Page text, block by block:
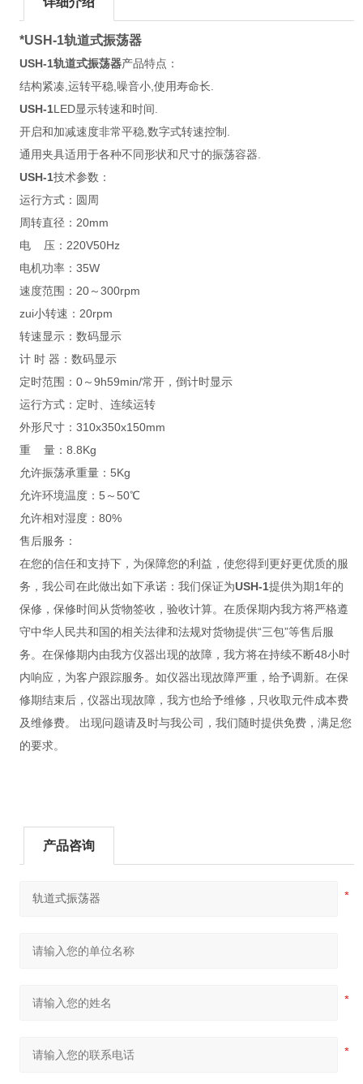
*USH-1轨道式振荡器
USH-1轨道式振荡器产品特点：
结构紧凑,运转平稳,噪音小,使用寿命长.
USH-1LED显示转速和时间.
开启和加减速度非常平稳,数字式转速控制.
通用夹具适用于各种不同形状和尺寸的振荡容器.
USH-1技术参数：
运行方式：圆周
周转直径：20mm
电 压：220V50Hz
电机功率：35W
速度范围：20～300rpm
zui小转速：20rpm
转速显示：数码显示
计 时 器：数码显示
定时范围：0～9h59min/常开，倒计时显示
运行方式：定时、连续运转
外形尺寸：310x350x150mm
重 量：8.8Kg
允许振荡承重量：5Kg
允许环境温度：5～50℃
允许相对湿度：80%
售后服务：
在您的信任和支持下，为保障您的利益，使您得到更好更优质的服
务，我公司在此做出如下承诺：我们保证为USH-1提供为期1年的
保修，保修时间从货物签收，验收计算。在质保期内我方将严格遵
守中华人民共和国的相关法律和法规对货物提供“三包”等售后服
务。在保修期内由我方仪器出现的故障，我方将在持续不断48小时
内响应，为客户跟踪服务。如仪器出现故障严重，给予调新。在保
修期结束后，仪器出现故障，我方也给予维修，只收取元件成本费
及维修费。 出现问题请及时与我公司，我们随时提供免费，满足您
的要求。
产品咨询